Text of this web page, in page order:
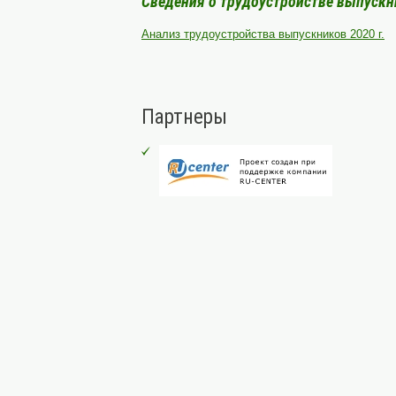
Анализ трудоустройства выпускников 2020 г.
Партнеры